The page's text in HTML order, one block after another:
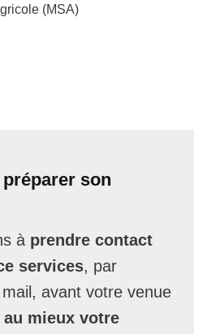
(MSA)
son
à prendre contact
services, par
avant votre venue
mieux votre